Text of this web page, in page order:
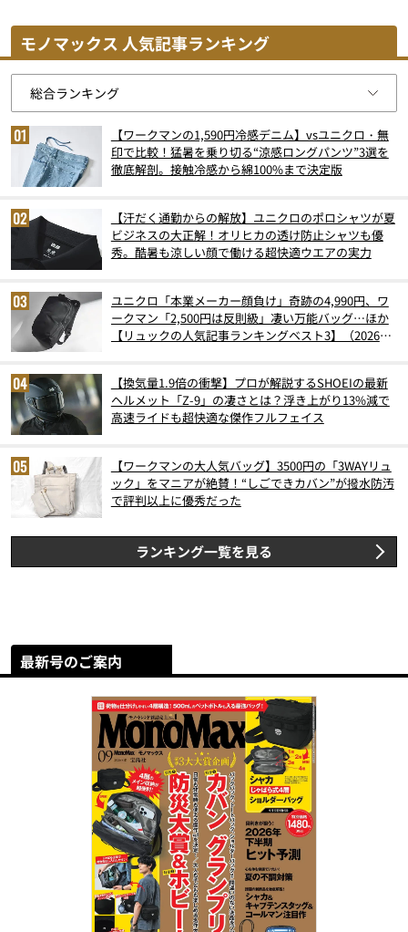
モノマックス 人気記事ランキング
【ワークマンの1,590円冷感デニム】vsユニクロ・無
印で比較！猛暑を乗り切る“涼感ロングパンツ”3選を
徹底解剖。接触冷感から綿100%まで決定版
【汗だく通勤からの解放】ユニクロのポロシャツが夏
ビジネスの大正解！オリヒカの透け防止シャツも優
秀。酷暑も涼しい顔で働ける超快適ウエアの実力
ユニクロ「本業メーカー顔負け」奇跡の4,990円、ワ
ークマン「2,500円は反則級」凄い万能バッグ…ほか
【リュックの人気記事ランキングベスト3】（2026年
【換気量1.9倍の衝撃】プロが解説するSHOEIの最新
ヘルメット「Z-9」の凄さとは？浮き上がり13%減で
高速ライドも超快適な傑作フルフェイス
【ワークマンの大人気バッグ】3500円の「3WAYリュ
ック」をマニアが絶賛！“しごできカバン”が撥水防汚
で評判以上に優秀だった
ランキング一覧を見る
最新号のご案内